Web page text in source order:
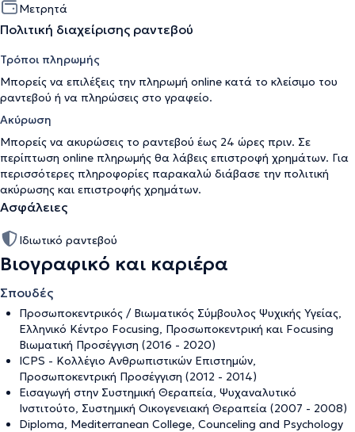
Μετρητά
Πολιτική διαχείρισης ραντεβού
Τρόποι πληρωμής
Μπορείς να επιλέξεις την πληρωμή online κατά το κλείσιμο του
ραντεβού ή να πληρώσεις στο γραφείο.
Ακύρωση
Μπορείς να ακυρώσεις το ραντεβού έως 24 ώρες πριν. Σε
περίπτωση online πληρωμής θα λάβεις επιστροφή χρημάτων. Για
περισσότερες πληροφορίες παρακαλώ διάβασε την πολιτική
ακύρωσης και επιστροφής χρημάτων.
Ασφάλειες
Ιδιωτικό ραντεβού
Βιογραφικό και καριέρα
Σπουδές
Προσωποκεντρικός / Βιωματικός Σύμβουλος Ψυχικής Υγείας,
Ελληνικό Κέντρο Focusing, Προσωποκεντρική και Focusing
Βιωματική Προσέγγιση (2016 - 2020)
ICPS - Κολλέγιο Ανθρωπιστικών Επιστημών,
Προσωποκεντρική Προσέγγιση (2012 - 2014)
Εισαγωγή στην Συστημική Θεραπεία, Ψυχαναλυτικό
Ινστιτούτο, Συστημική Οικογενειακή Θεραπεία (2007 - 2008)
Diploma, Mediterranean College, Counceling and Psychology